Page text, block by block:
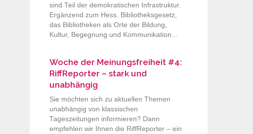
sind Teil der demokratischen Infrastruktur.
Ergänzend zum Hess. Bibliotheksgesetz,
das Bibliotheken als Orte der Bildung,
Kultur, Begegnung und Kommunikation...
Woche der Meinungsfreiheit #4:
RiffReporter – stark und
unabhängig
Sie möchten sich zu aktuellen Themen
unabhängig von klassischen
Tageszeitungen informieren? Dann
empfehlen wir Ihnen die RiffReporter – ein